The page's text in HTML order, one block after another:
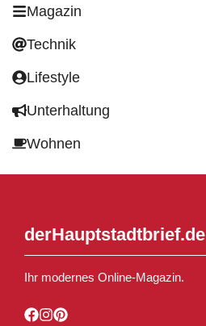
Magazin
Technik
Lifestyle
Unterhaltung
Wohnen
derHauptstadtbrief.de
Ihr modernes Online-Magazin.